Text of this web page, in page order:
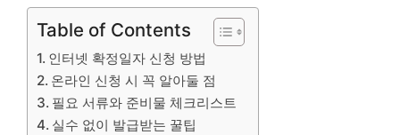
Table of Contents
인터넷 확정일자 신청 방법
온라인 신청 시 꼭 알아둘 점
필요 서류와 준비물 체크리스트
실수 없이 발급받는 꿀팁